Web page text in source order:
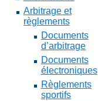
Arbitrage et
règlements
Documents
d’arbitrage
Documents
électroniques
Règlements
sportifs